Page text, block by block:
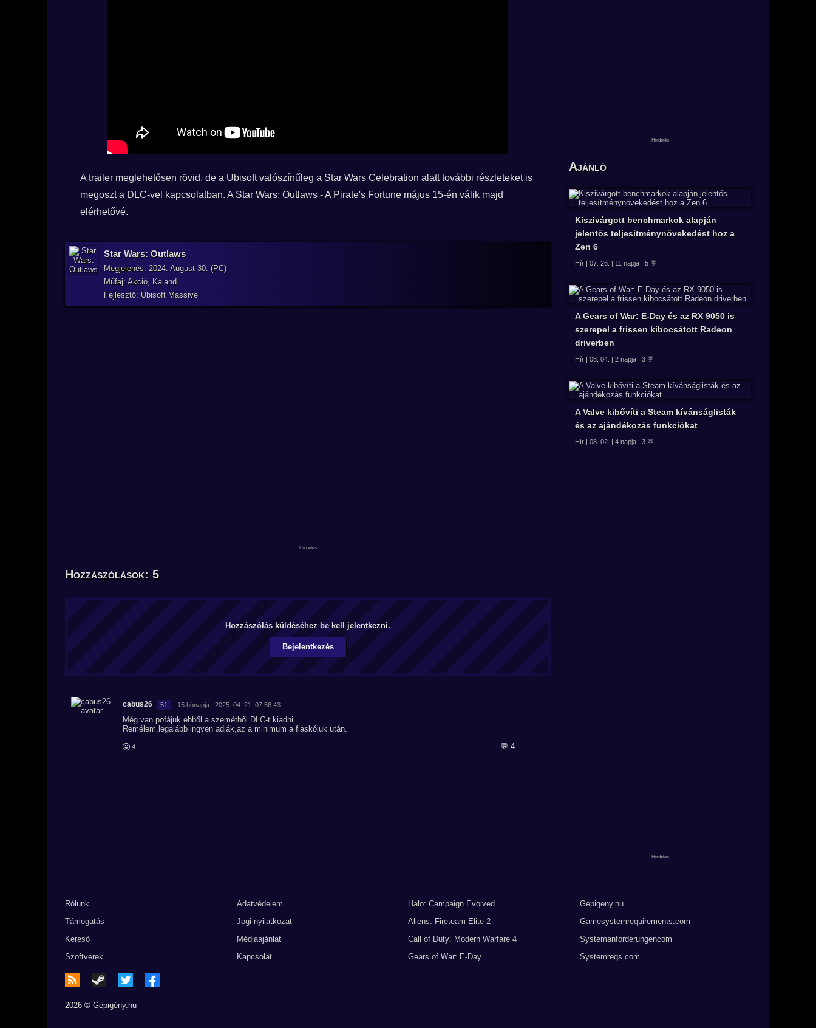
A trailer meglehetősen rövid, de a Ubisoft valószínűleg a Star Wars Celebration alatt további részleteket is
megoszt a DLC-vel kapcsolatban. A Star Wars: Outlaws - A Pirate's Fortune május 15-én válik majd
elérhetővé.
Star Wars: Outlaws
Megjelenés: 2024. August 30. (PC)
Műfaj: Akció, Kaland
Fejlesztő: Ubisoft Massive
Hozzászólások: 5
Hozzászólás küldéséhez be kell jelentkezni.
Bejelentkezés
cabus26 51 15 hónapja | 2025. 04. 21. 07:56:43
Még van pofájuk ebből a szemétből DLC-t kiadni...
Remélem,legalább ingyen adják,az a minimum a fiaskójuk után.
4 💬 4
Ajánló
Kiszivárgott benchmarkok alapján
jelentős teljesítménynövekedést hoz a
Zen 6
Hír | 07. 26. | 11 napja | 5 💬
A Gears of War: E-Day és az RX 9050 is
szerepel a frissen kibocsátott Radeon
driverben
Hír | 08. 04. | 2 napja | 3 💬
A Valve kibővíti a Steam kívánságlisták
és az ajándékozás funkciókat
Hír | 08. 02. | 4 napja | 3 💬
Rólunk
Támogatás
Kereső
Szoftverek
Adatvédelem
Jogi nyilatkozat
Médiaajánlat
Kapcsolat
Halo: Campaign Evolved
Aliens: Fireteam Elite 2
Call of Duty: Modern Warfare 4
Gears of War: E-Day
Gepigeny.hu
Gamesystemrequirements.com
Systemanforderungencom
Systemreqs.com
2026 © Gépigény.hu